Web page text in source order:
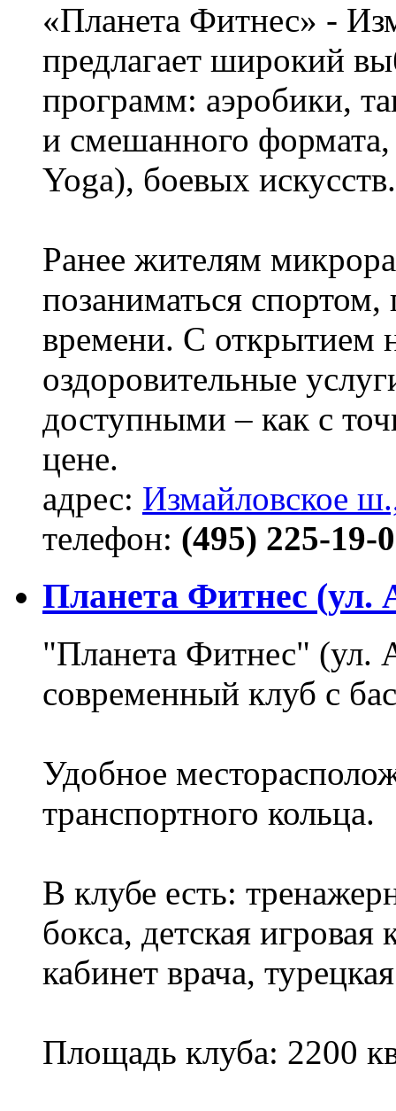
«Планета Фитнес» -
предлагает широкий
программ: аэробики,
и смешанного
Yoga), боевых искусств.
Ранее жителям
позаниматься спортом,
времени. С открытием
оздоровительные
доступными – как с
цене.
адрес: Измайловское
телефон: (495) 225-19-
Планета Фитнес (ул.
"Планета Фитнес" (ул.
современный клуб с
Удобное
транспортного кольца.
В клубе есть:
бокса, детская
кабинет врача,
Площадь клуба: 2200